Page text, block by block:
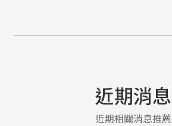
近期消息
近期相關消息推薦